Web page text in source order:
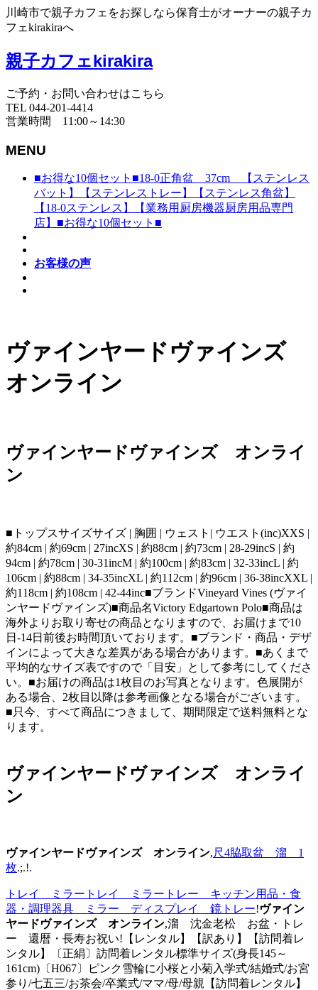
川崎市で親子カフェをお探しなら保育士がオーナーの親子カ
フェkirakiraへ
親子カフェkirakira
ご予約・お問い合わせはこちら
TEL 044-201-4414
営業時間 11:00～14:30
MENU
■お得な10個セット■18-0正角盆 37cm 【ステンレス
バット】【ステンレストレー】【ステンレス角盆】
【18-0ステンレス】【業務用厨房機器厨房用品専門
店】■お得な10個セット■
お客様の声
ヴァインヤードヴァインズ
オンライン
ヴァインヤードヴァインズ オンライ
ン
■トップスサイズサイズ | 胸囲 | ウェスト| ウエスト(inc)XXS |
約84cm | 約69cm | 27incXS | 約88cm | 約73cm | 28-29incS | 約
94cm | 約78cm | 30-31incM | 約100cm | 約83cm | 32-33incL | 約
106cm | 約88cm | 34-35incXL | 約112cm | 約96cm | 36-38incXXL |
約118cm | 約108cm | 42-44inc■ブランドVineyard Vines (ヴァイ
ンヤードヴァインズ)■商品名Victory Edgartown Polo■商品は
海外よりお取り寄せの商品となりますので、お届けまで10
日-14日前後お時間頂いております。■ブランド・商品・デザ
インによって大きな差異がある場合があります。■あくまで
平均的なサイズ表ですので「目安」として参考にしてくださ
い。■お届けの商品は1枚目のお写真となります。色展開が
ある場合、2枚目以降は参考画像となる場合がございます。
■只今、すべて商品につきまして、期間限定で送料無料とな
ります。
ヴァインヤードヴァインズ オンライ
ン
ヴァインヤードヴァインズ オンライン,尺4脇取盆 溜 1
枚.;.!.
トレイ ミラートレイ ミラートレー キッチン用品・食
器・調理器具 ミラー ディスプレイ 鏡トレー!ヴァイン
ヤードヴァインズ オンライン,溜 沈金老松 お盆・トレ
ー 還暦・長寿お祝い!【レンタル】【訳あり】【訪問着レ
ンタル】〔正絹〕訪問着レンタル標準サイズ(身長145～
161cm)〔H067〕ピンク雪輪に小桜と小菊入学式/結婚式/お宮
参り/七五三/お茶会/卒業式/ママ/母/母親【訪問着レンタル】